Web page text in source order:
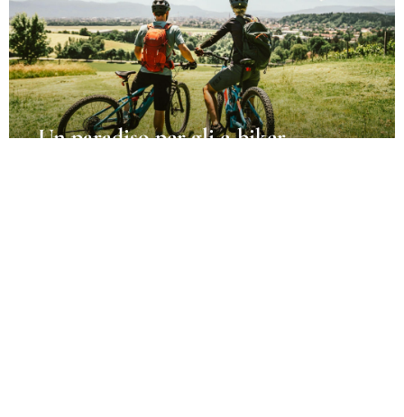
Un paradiso per gli e-biker